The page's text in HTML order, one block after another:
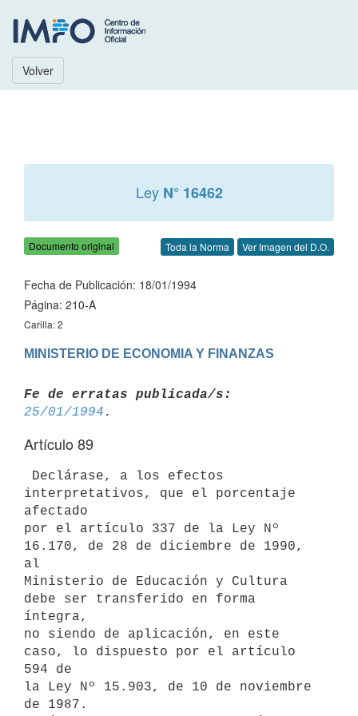
Volver
Ley N° 16462
Documento original Toda la Norma Ver Imagen del D.O.
Fecha de Publicación: 18/01/1994
Página: 210-A
Carilla: 2
MINISTERIO DE ECONOMIA Y FINANZAS
Fe de erratas publicada/s:
25/01/1994
Artículo 89
interpretativos, que el porcentaje
afectado
por el artículo 337 de la Ley Nº
16.170, de 28 de diciembre de 1990,
al
Ministerio de Educación y Cultura
debe ser transferido en forma
íntegra,
no siendo de aplicación, en este
caso, lo dispuesto por el artículo
594 de
la Ley Nº 15.903, de 10 de noviembre
de 1987.